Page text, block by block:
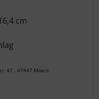
cm
47 , 47447 Moers